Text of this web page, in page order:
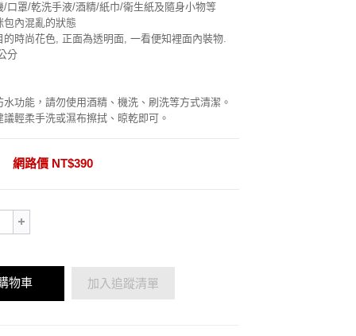
/口罩/乾洗手液/酒精/紙巾/衛生紙及隨身小物等
包內混亂的狀態
的時尚花色, 正面為透明面, 一看便知裡面內裝物.
分
功能，請勿使用酒精、機洗、刷洗等方式清潔。
輕柔手洗或濕布擦拭、晾乾即可。
網路價 NT$390
物車 加入追蹤清單